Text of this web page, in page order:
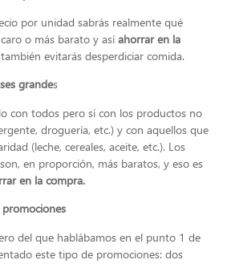
por unidad sabrás realmente qué
o más barato y así ahorrar en la
evitarás desperdiciar comida.
grandes
con todos pero sí con los productos no
droguería, etc.) y con aquellos que
(leche, cereales, aceite, etc.). Los
en proporción, más baratos, y eso es
en la compra.
promociones
del que hablábamos en el punto 1 de
este tipo de promociones: dos